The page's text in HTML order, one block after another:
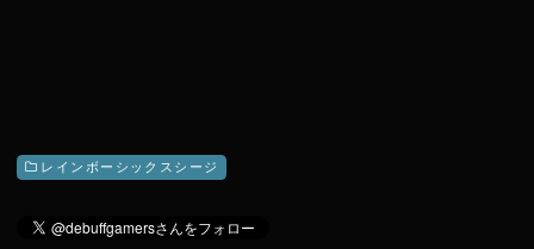
レインボーシックスシージ